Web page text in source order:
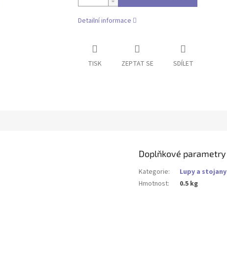
Detailní informace
TISK ZEPTAT SE SDÍLET
Doplňkové parametry
Kategorie:
Lupy a stojany
Hmotnost: 0.5 kg